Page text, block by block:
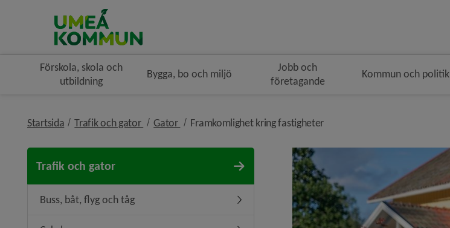
Förskola, skola och
utbildning
Bygga, bo och miljö
Jobb och
företagande
Kommun och politik
Startsida Trafik och gator nivå i brödsmulenavigeringen
Gator nivå i brödsmulenavigeringen
Framkomlighet kring fastigheternivå i brödsmulenavigeringen
Trafik och gator
Buss, båt, flyg och tåg Undermeny för Buss, båt, flyg och tåg